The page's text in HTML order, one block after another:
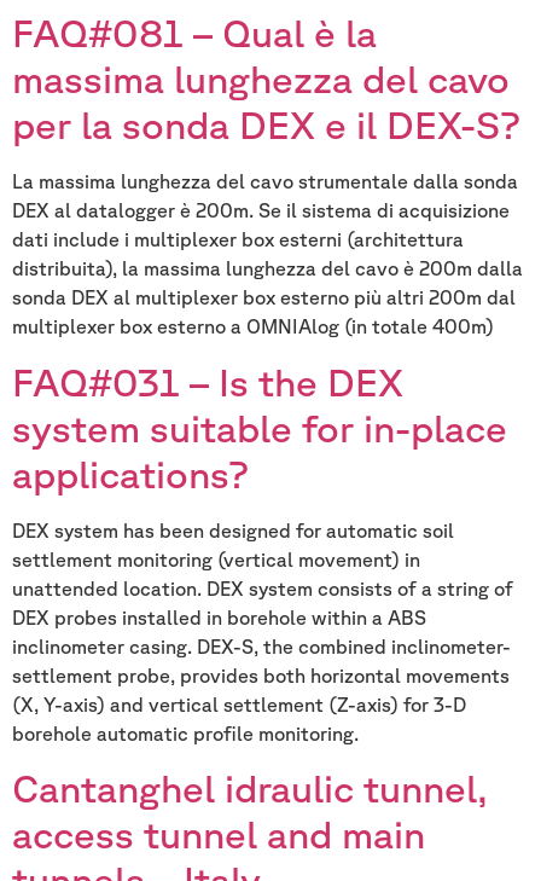
FAQ#081 – Qual è la
massima lunghezza del cavo
per la sonda DEX e il DEX-S?
La massima lunghezza del cavo strumentale dalla sonda
DEX al datalogger è 200m. Se il sistema di acquisizione
dati include i multiplexer box esterni (architettura
distribuita), la massima lunghezza del cavo è 200m dalla
sonda DEX al multiplexer box esterno più altri 200m dal
multiplexer box esterno a OMNIAlog (in totale 400m)
FAQ#031 – Is the DEX
system suitable for in-place
applications?
DEX system has been designed for automatic soil
settlement monitoring (vertical movement) in
unattended location. DEX system consists of a string of
DEX probes installed in borehole within a ABS
inclinometer casing. DEX-S, the combined inclinometer-
settlement probe, provides both horizontal movements
(X, Y-axis) and vertical settlement (Z-axis) for 3-D
borehole automatic profile monitoring.
Cantanghel idraulic tunnel,
access tunnel and main